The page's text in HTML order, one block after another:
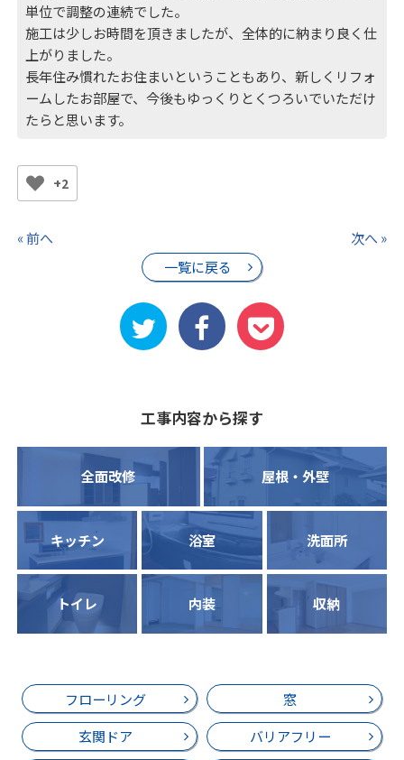
単位で調整の連続でした。
施工は少しお時間を頂きましたが、全体的に納まり良く仕
上がりました。
長年住み慣れたお住まいということもあり、新しくリフォ
ームしたお部屋で、今後もゆっくりとくつろいでいただけ
たらと思います。
+2
« 前へ
一覧に戻る
次へ »
工事内容から探す
全面改修 屋根・外壁
キッチン 浴室 洗面所
トイレ 内装 収納
フローリング
窓
玄関ドア
バリアフリー